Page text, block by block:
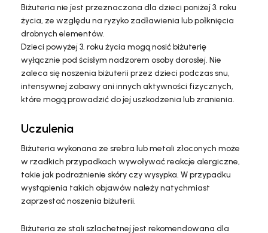
Biżuteria nie jest przeznaczona dla dzieci poniżej 3. roku
życia, ze względu na ryzyko zadławienia lub połknięcia
drobnych elementów.
Dzieci powyżej 3. roku życia mogą nosić biżuterię
wyłącznie pod ścisłym nadzorem osoby dorosłej. Nie
zaleca się noszenia biżuterii przez dzieci podczas snu,
intensywnej zabawy ani innych aktywności fizycznych,
które mogą prowadzić do jej uszkodzenia lub zranienia.
Uczulenia
Biżuteria wykonana ze srebra lub metali złoconych może
w rzadkich przypadkach wywoływać reakcje alergiczne,
takie jak podrażnienie skóry czy wysypka. W przypadku
wystąpienia takich objawów należy natychmiast
zaprzestać noszenia biżuterii.
Biżuteria ze stali szlachetnej jest rekomendowana dla